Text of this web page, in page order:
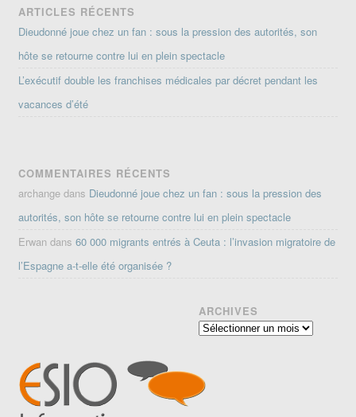
ARTICLES RÉCENTS
Dieudonné joue chez un fan : sous la pression des autorités, son
hôte se retourne contre lui en plein spectacle
L’exécutif double les franchises médicales par décret pendant les
vacances d’été
COMMENTAIRES RÉCENTS
archange dans Dieudonné joue chez un fan : sous la pression des
autorités, son hôte se retourne contre lui en plein spectacle
Erwan dans60 000 migrants entrés à Ceuta : l’invasion migratoire de
l’Espagne a-t-elle été organisée ?
ARCHIVES
Archives